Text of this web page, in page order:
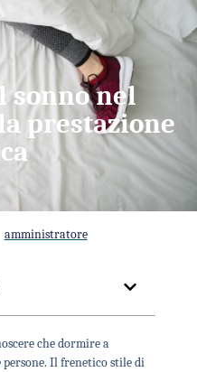
sonno nel
prestazione
amministratore
che dormire a
Il frenetico stile di